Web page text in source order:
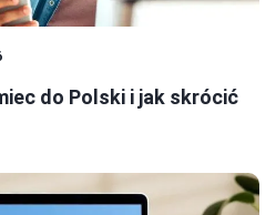
do Polski i jak skrócić